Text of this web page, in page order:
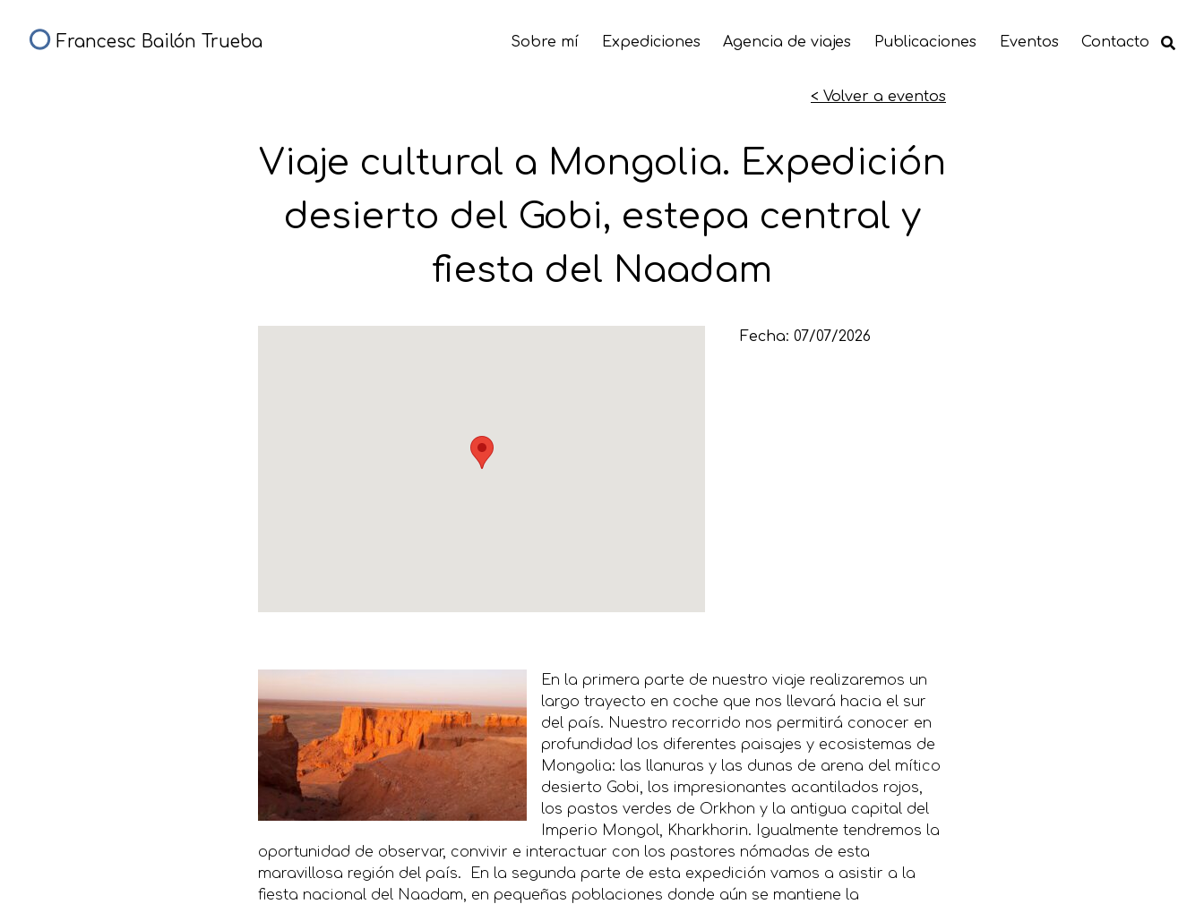
Francesc Bailón Trueba Sobre mí Expediciones Agencia de viajes Publicaciones Eventos Contacto
< Volver a eventos
Viaje cultural a Mongolia. Expedición
desierto del Gobi, estepa central y
fiesta del Naadam
Fecha: 07/07/2026
En la primera parte de nuestro viaje realizaremos un
largo trayecto en coche que nos llevará hacia el sur
del país. Nuestro recorrido nos permitirá conocer en
profundidad los diferentes paisajes y ecosistemas de
Mongolia: las llanuras y las dunas de arena del mítico
desierto Gobi, los impresionantes acantilados rojos,
los pastos verdes de Orkhon y la antigua capital del
Imperio Mongol, Kharkhorin. Igualmente tendremos la
oportunidad de observar, convivir e interactuar con los pastores nómadas de esta
maravillosa región del país. En la segunda parte de esta expedición vamos a asistir a la
fiesta nacional del Naadam, en pequeñas poblaciones donde aún se mantiene la